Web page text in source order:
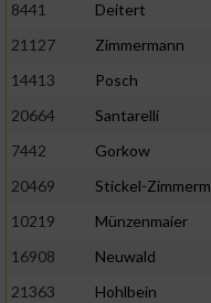
8441 Deitert
21127
Zimmermann
14413
Posch
20664
Santarelli
7442
Gorkow
20469
Stickel-
10219
Münzenmaier
16908
Neuwald
21363
Hohlbein